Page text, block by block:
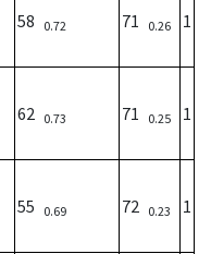
58 0.72 71 0.26 1
62 0.73 71 0.25 1
55 0.69 72 0.23 1